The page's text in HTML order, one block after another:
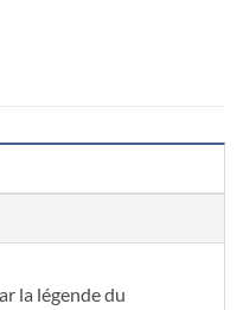
la légende du